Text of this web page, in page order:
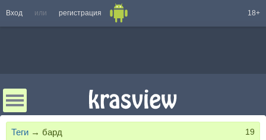
Вход или регистрация 18+
Теги → бард 19